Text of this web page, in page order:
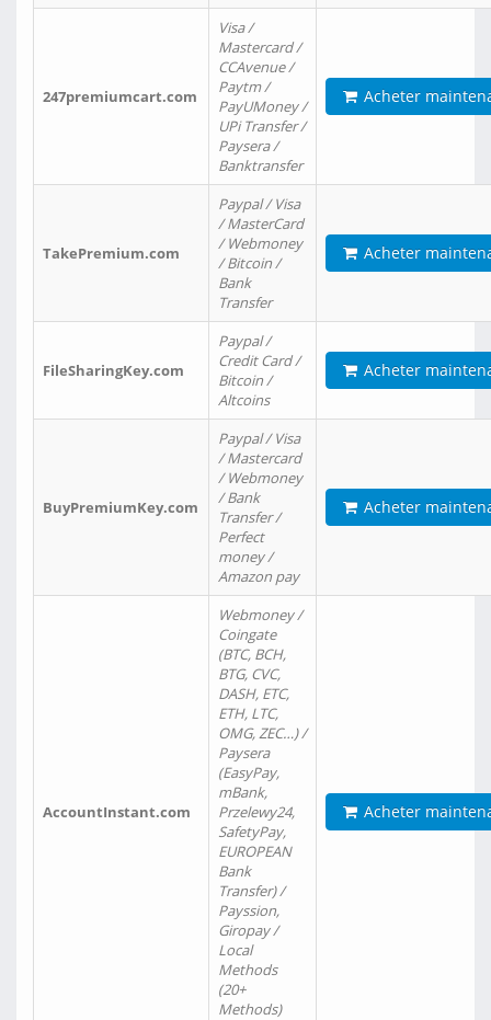
247premiumcart.com
Visa /
Mastercard /
CCAvenue /
Paytm /
PayUMoney /
UPi Transfer /
Paysera /
Banktransfer
Acheter
TakePremium.com
Paypal / Visa
/ MasterCard
/ Webmoney
/ Bitcoin /
Bank
Transfer
Acheter
FileSharingKey.com
Paypal /
Credit Card /
Bitcoin /
Altcoins
Acheter
BuyPremiumKey.com
Paypal / Visa
/ Mastercard
/ Webmoney
/ Bank
Transfer /
Perfect
money /
Amazon pay
Acheter
AccountInstant.com
Webmoney /
Coingate
(BTC, BCH,
BTG, CVC,
DASH, ETC,
ETH, LTC,
OMG, ZEC…) /
Paysera
(EasyPay,
mBank,
Przelewy24,
SafetyPay,
EUROPEAN
Bank
Transfer) /
Payssion,
Giropay /
Local
Methods
(20+
Methods)
Acheter